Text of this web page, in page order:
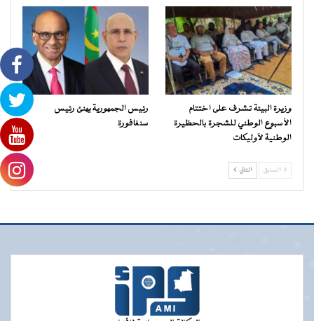
وزيرة البيئة تشرف على اختتام
الأسبوع الوطني للشجرة بالحظيرة
الوطنية لآوليكات
رئيس الجمهورية يهنئ رئيس
سنغافورة
السابق التالي